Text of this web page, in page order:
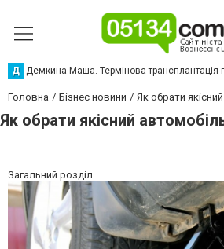
Д Демкина Маша. Термінова трансплантація
Головна Бізнес новини Як обрати
Як обрати якісний
Загальний розділ